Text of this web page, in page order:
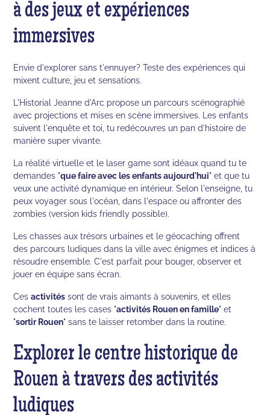
à des jeux et expériences
immersives
Envie d'explorer sans t'ennuyer? Teste des expériences qui
mixent culture, jeu et sensations.
L'Historial Jeanne d'Arc propose un parcours scénographié
avec projections et mises en scène immersives. Les enfants
suivent l'enquête et toi, tu redécouvres un pan d'histoire de
manière super vivante.
La réalité virtuelle et le laser game sont idéaux quand tu te
demandes "que faire avec les enfants aujourd'hui" et que tu
veux une activité dynamique en intérieur. Selon l'enseigne, tu
peux voyager sous l'océan, dans l'espace ou affronter des
zombies (version kids friendly possible).
Les chasses aux trésors urbaines et le géocaching offrent
des parcours ludiques dans la ville avec énigmes et indices à
résoudre ensemble. C'est parfait pour bouger, observer et
jouer en équipe sans écran.
Cesactivités sont de vrais aimants à souvenirs, et elles
cochent toutes les cases "activités Rouen en famille" et
"sortir Rouen" sans te laisser retomber dans la routine.
Explorer le centre historique de
Rouen à travers des activités
ludiques